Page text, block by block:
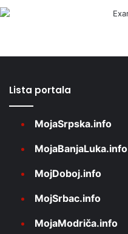
Lista portala
MojaSrpska.info
MojaBanjaLuka.info
MojDoboj.info
MojSrbac.info
MojaModriča.info